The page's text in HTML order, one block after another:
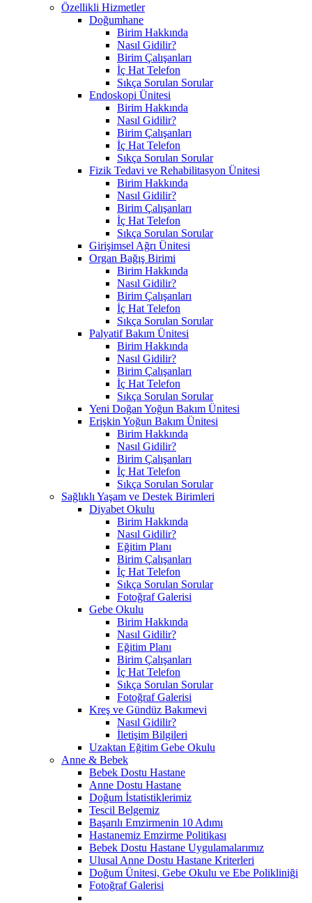
Özellikli Hizmetler
Doğumhane
Birim Hakkında
Nasıl Gidilir?
Birim Çalışanları
İç Hat Telefon
Sıkça Sorulan Sorular
Endoskopi Ünitesi
Birim Hakkında
Nasıl Gidilir?
Birim Çalışanları
İç Hat Telefon
Sıkça Sorulan Sorular
Fizik Tedavi ve Rehabilitasyon Ünitesi
Birim Hakkında
Nasıl Gidilir?
Birim Çalışanları
İç Hat Telefon
Sıkça Sorulan Sorular
Girişimsel Ağrı Ünitesi
Organ Bağış Birimi
Birim Hakkında
Nasıl Gidilir?
Birim Çalışanları
İç Hat Telefon
Sıkça Sorulan Sorular
Palyatif Bakım Ünitesi
Birim Hakkında
Nasıl Gidilir?
Birim Çalışanları
İç Hat Telefon
Sıkça Sorulan Sorular
Yeni Doğan Yoğun Bakım Ünitesi
Erişkin Yoğun Bakım Ünitesi
Birim Hakkında
Nasıl Gidilir?
Birim Çalışanları
İç Hat Telefon
Sıkça Sorulan Sorular
Sağlıklı Yaşam ve Destek Birimleri
Diyabet Okulu
Birim Hakkında
Nasıl Gidilir?
Eğitim Planı
Birim Çalışanları
İç Hat Telefon
Sıkça Sorulan Sorular
Fotoğraf Galerisi
Gebe Okulu
Birim Hakkında
Nasıl Gidilir?
Eğitim Planı
Birim Çalışanları
İç Hat Telefon
Sıkça Sorulan Sorular
Fotoğraf Galerisi
Kreş ve Gündüz Bakımevi
Nasıl Gidilir?
İletişim Bilgileri
Uzaktan Eğitim Gebe Okulu
Anne & Bebek
Bebek Dostu Hastane
Anne Dostu Hastane
Doğum İstatistiklerimiz
Tescil Belgemiz
Başarılı Emzirmenin 10 Adımı
Hastanemiz Emzirme Politikası
Bebek Dostu Hastane Uygulamalarımız
Ulusal Anne Dostu Hastane Kriterleri
Doğum Ünitesi, Gebe Okulu ve Ebe Polikliniği
Fotoğraf Galerisi